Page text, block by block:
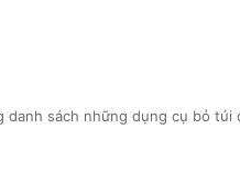
danh sách những dụng cụ bỏ